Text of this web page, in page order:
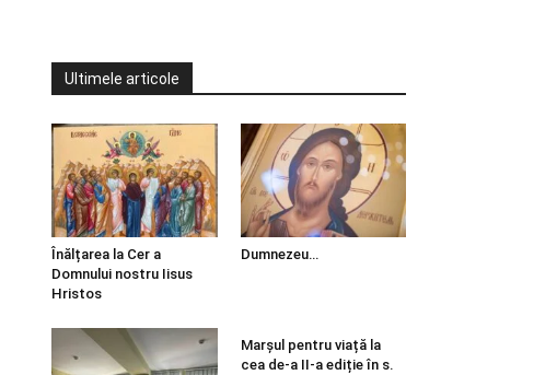
Ultimele articole
Înălțarea la Cer a
Domnului nostru Iisus
Hristos
Dumnezeu…
Marșul pentru viață la
cea de-a II-a ediție în s.